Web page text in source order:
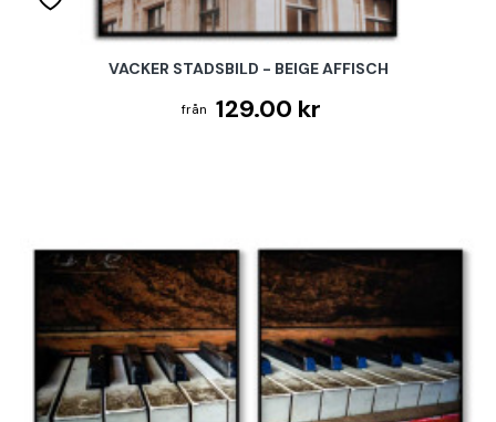
VACKER STADSBILD - BEIGE AFFISCH
129.00 kr